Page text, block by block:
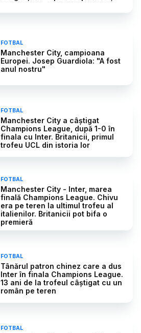
FOTBAL
Manchester City, campioana
Europei. Josep Guardiola: "A fost
anul nostru"
FOTBAL
Manchester City a câștigat
Champions League, după 1-0 în
finala cu Inter. Britanicii, primul
trofeu UCL din istoria lor
FOTBAL
Manchester City - Inter, marea
finală Champions League. Chivu
era pe teren la ultimul trofeu al
italienilor. Britanicii pot bifa o
premieră
FOTBAL
Tânărul patron chinez care a dus
Inter în finala Champions League.
13 ani de la trofeul câștigat cu un
român pe teren
FOTBAL